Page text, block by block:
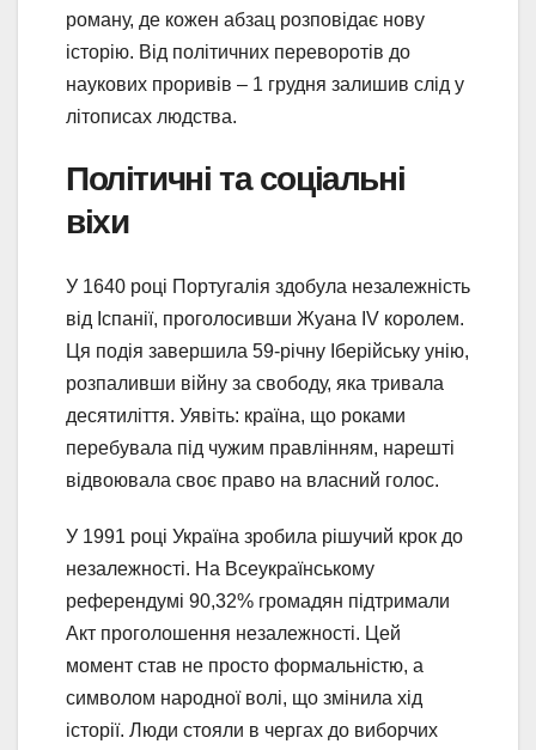
роману, де кожен абзац розповідає нову
історію. Від політичних переворотів до
наукових проривів – 1 грудня залишив слід у
літописах людства.
Політичні та соціальні
віхи
У 1640 році Португалія здобула незалежність
від Іспанії, проголосивши Жуана IV королем.
Ця подія завершила 59-річну Іберійську унію,
розпаливши війну за свободу, яка тривала
десятиліття. Уявіть: країна, що роками
перебувала під чужим правлінням, нарешті
відвоювала своє право на власний голос.
У 1991 році Україна зробила рішучий крок до
незалежності. На Всеукраїнському
референдумі 90,32% громадян підтримали
Акт проголошення незалежності. Цей
момент став не просто формальністю, а
символом народної волі, що змінила хід
історії. Люди стояли в чергах до виборчих